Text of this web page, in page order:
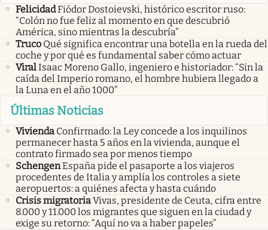
FelicidadFiódor Dostoievski, histórico escritor ruso:
“Colón no fue feliz al momento en que descubrió
América, sino mientras la descubría”
Truco Qué significa encontrar una botella en la rueda del
coche y por qué es fundamental saber cómo actuar
ViralIsaac Moreno Gallo, ingeniero e historiador: “Sin la
caída del Imperio romano, el hombre hubiera llegado a
la Luna en el año 1000”
Últimas Noticias
Vivienda Confirmado: la Ley concede a los inquilinos
permanecer hasta 5 años en la vivienda, aunque el
contrato firmado sea por menos tiempo
SchengenEspaña pide el pasaporte a los viajeros
procedentes de Italia y amplía los controles a siete
aeropuertos: a quiénes afecta y hasta cuándo
Crisis migratoriaVivas, presidente de Ceuta, cifra entre
8.000 y 11.000 los migrantes que siguen en la ciudad y
exige su retorno: “Aquí no va a haber papeles”